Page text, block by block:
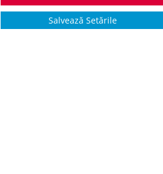
Salvează Setările